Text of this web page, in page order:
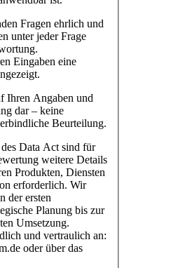
Fragen ehrlich und
unter jeder Frage
Eingaben eine
Ihren Angaben und
dar – keine
Beurteilung.
Data Act sind für
weitere Details
Produkten, Diensten
erforderlich. Wir
der ersten
Planung bis zur
Umsetzung.
und vertraulich an:
oder über das